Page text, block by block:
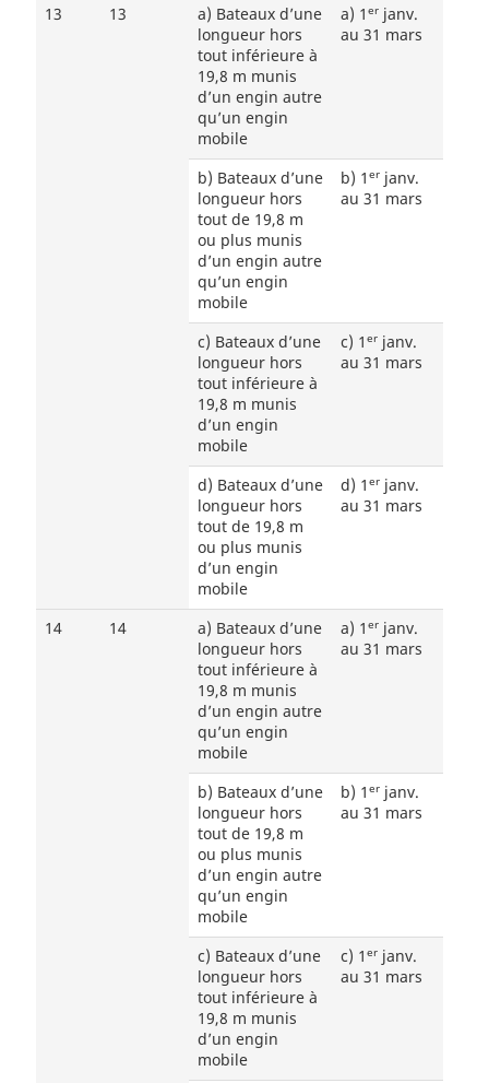
13 13
a) Bateaux d’une
longueur hors
tout inférieure à
19,8 m munis
d’un engin autre
qu’un engin
mobile
a) 1 er janv.
au 31 mars
b) Bateaux d’une
longueur hors
tout de 19,8 m
ou plus munis
d’un engin autre
qu’un engin
mobile
b) 1 er janv.
au 31 mars
c) Bateaux d’une
longueur hors
tout inférieure à
19,8 m munis
d’un engin
mobile
c) 1 er janv.
au 31 mars
d) Bateaux d’une
longueur hors
tout de 19,8 m
ou plus munis
d’un engin
mobile
d) 1 er janv.
au 31 mars
14 14
a) Bateaux d’une
longueur hors
tout inférieure à
19,8 m munis
d’un engin autre
qu’un engin
mobile
a) 1 er janv.
au 31 mars
b) Bateaux d’une
longueur hors
tout de 19,8 m
ou plus munis
d’un engin autre
qu’un engin
mobile
b) 1 er janv.
au 31 mars
c) Bateaux d’une
longueur hors
tout inférieure à
19,8 m munis
d’un engin
mobile
c) 1 er janv.
au 31 mars